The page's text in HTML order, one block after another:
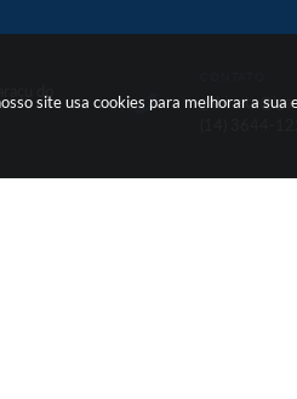
site usa cookies para melhorar a